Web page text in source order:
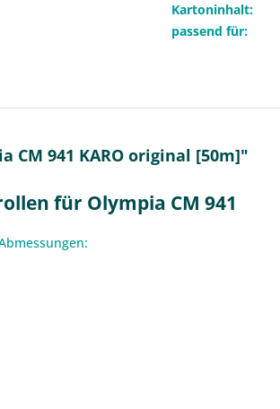
Kartoninhalt:
passend für:
941 KARO original [50m]"
für Olympia CM 941